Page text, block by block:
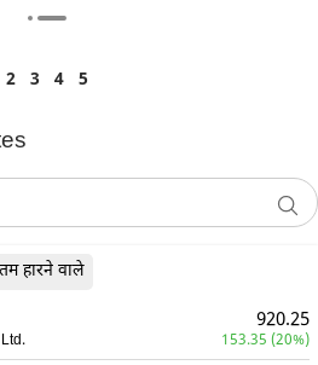
2 3 4 5
हारने वाले
920.25
153.35 (20%)